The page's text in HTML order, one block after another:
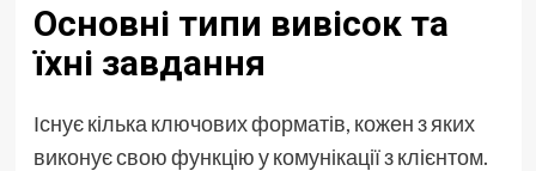
Основні типи вивісок та
їхні завдання
Існує кілька ключових форматів, кожен з яких
виконує свою функцію у комунікації з клієнтом.